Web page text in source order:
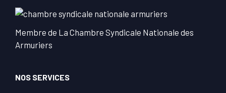
Membre de La Chambre Syndicale Nationale des
Armuriers
NOS SERVICES